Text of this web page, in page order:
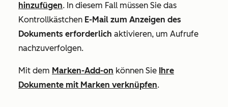
hinzufügen. In diesem Fall müssen Sie das
Kontrollkästchen E-Mail zum Anzeigen des
Dokuments erforderlich aktivieren, um Aufrufe
nachzuverfolgen.
Mit dem Marken-Add-on können Sie Ihre
Dokumente mit Marken verknüpfen.